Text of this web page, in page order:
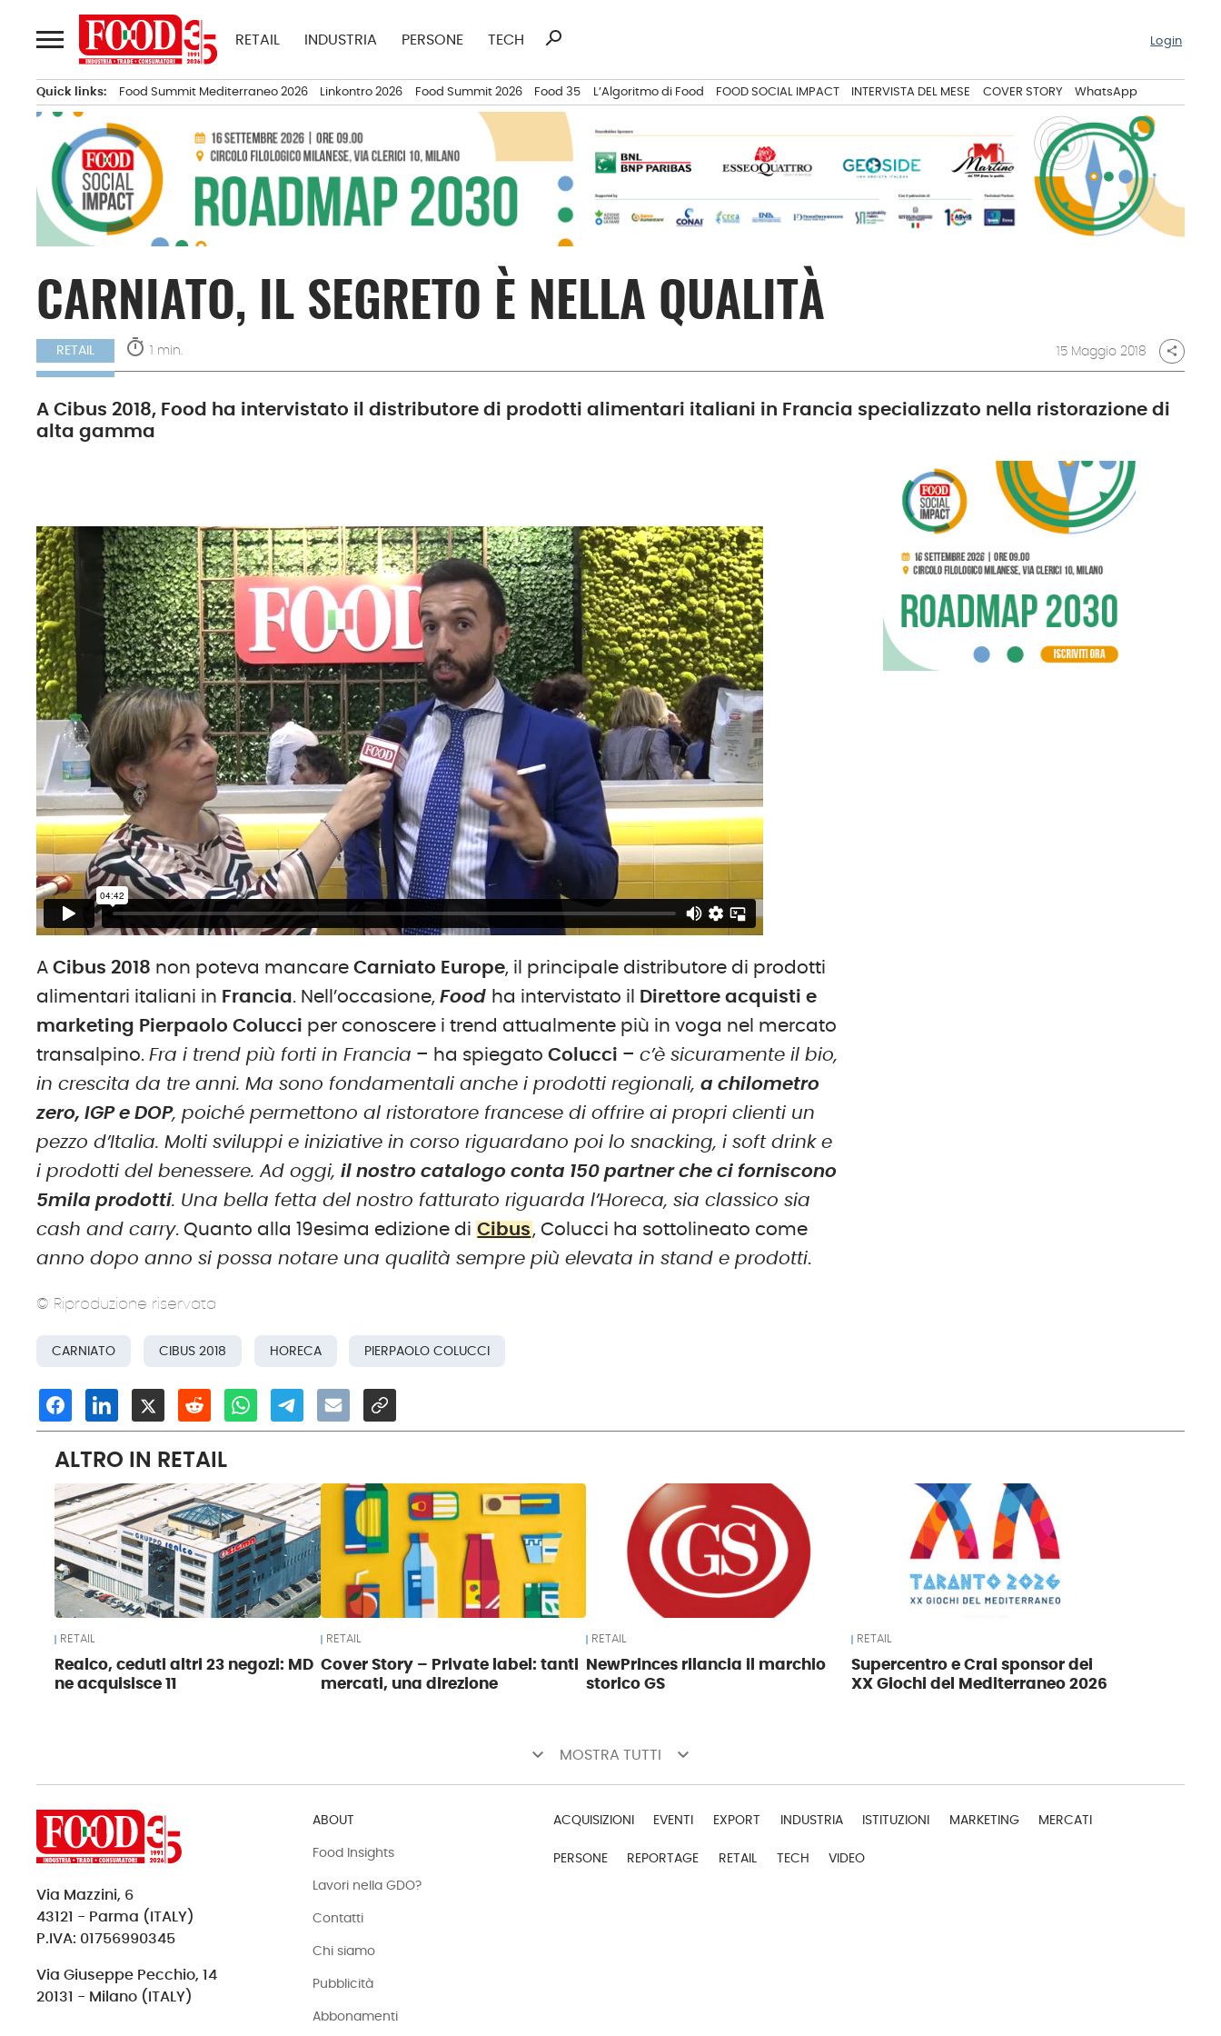
al
contenuto
RETAIL INDUSTRIA PERSONE TECH
Ricerca
search Login
Quick links: Food Summit Mediterraneo 2026 Linkontro 2026 Food Summit 2026 Food 35 L’Algoritmo di Food FOOD SOCIAL IMPACT INTERVISTA DEL MESE COVER STORY WhatsApp
CARNIATO, IL SEGRETO È NELLA QUALITÀ
RETAIL timer 1 min. 15 Maggio 2018 share
A Cibus 2018, Food ha intervistato il distributore di prodotti alimentari italiani in Francia specializzato nella ristorazione di
alta gamma
ACibus 2018 non poteva mancareCarniato Europe, il principale distributore di prodotti
alimentari italiani in Francia. Nell’occasione,Food ha intervistato il
Direttore acquisti e
marketing Pierpaolo Colucci per conoscere i trend attualmente più in voga nel mercato
transalpino.Fra i trend più forti in Francia – ha spiegatoColucci –c’è sicuramente il bio,
in crescita da tre anni. Ma sono fondamentali anche i prodotti regionali,a chilometro
zero, IGP e DOP, poiché permettono al ristoratore francese di offrire ai propri clienti un
pezzo d’Italia. Molti sviluppi e iniziative in corso riguardano poi lo snacking, i soft drink e
i prodotti del benessere. Ad oggi,il nostro catalogo conta 150 partner che ci forniscono
5mila prodotti. Una bella fetta del nostro fatturato riguarda l’Horeca, sia classico sia
cash and carry. Quanto alla 19esima edizione di Cibus , Colucci ha sottolineato come
anno dopo anno si possa notare una qualità sempre più elevata in stand e prodotti.
© Riproduzione riservata
CARNIATO CIBUS 2018 HORECA PIERPAOLO COLUCCI
ALTRO IN RETAIL
RETAIL
Realco, ceduti altri 23 negozi: MD
ne acquisisce 11
RETAIL
Cover Story – Private label: tanti
mercati, una direzione
RETAIL
NewPrinces rilancia il marchio
storico GS
RETAIL
Supercentro e Crai sponsor dei
XX Giochi del Mediterraneo 2026
keyboard_arrow_down MOSTRA TUTTI keyboard_arrow_down
Via Mazzini, 6
43121 - Parma (ITALY)
P.IVA: 01756990345
Via Giuseppe Pecchio, 14
20131 - Milano (ITALY)
ABOUT
Food Insights
Lavori nella GDO?
Contatti
Chi siamo
Pubblicità
Abbonamenti
ACQUISIZIONI EVENTI EXPORT INDUSTRIA ISTITUZIONI MARKETING MERCATI
PERSONE REPORTAGE RETAIL TECH VIDEO